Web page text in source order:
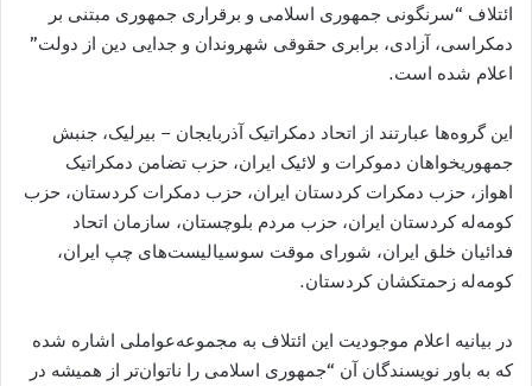
ائتلاف “سرنگونی جمهوری اسلامی و برقراری جمهوری مبتنی بر
دمکراسی، آزادی، برابری حقوقی شهروندان و جدایی دین از دولت”
اعلام شده است.
این گروه‌ها عبارتند از اتحاد دمکراتيک آذربايجان – بيرليک، جنبش
جمهوريخواهان دموکرات و لائيک ايران، حزب تضامن دمکراتيک
اهواز، حزب دمکرات کردستان ايران، حزب دمکرات کردستان، حزب
کومه‌له کردستان ايران، حزب مردم بلوچستان، سازمان اتحاد
فدائيان خلق ايران، شورای موقت سوسياليست‌های چپ ايران،
کومه‌له زحمتکشان کردستان.
در بیانیه‌ اعلام موجودیت این ائتلاف به مجموعه‌عواملی اشاره شده
که به باور نویسندگان آن “جمهوری اسلامی را ناتوان‌تر از همیشه در